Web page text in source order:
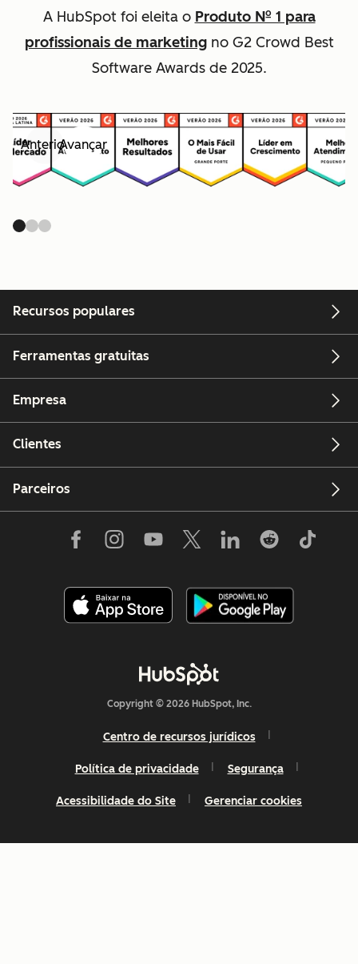
A HubSpot foi eleita o Produto Nº 1 para
profissionais de marketingno G2 Crowd Best
Software Awards de 2025.
AnteriorAvançar
Recursos populares
Ferramentas gratuitas
Empresa
Clientes
Parceiros
Copyright © 2026 HubSpot, Inc.
Centro de recursos jurídicos
Política de privacidade Segurança
Acessibilidade do Site Gerenciar cookies